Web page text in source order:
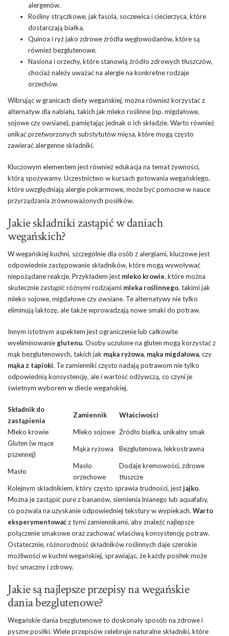
alergenów.
Rośliny strączkowe, jak fasola, soczewica i ciecierzyca, które
dostarczają białka.
Quinoa i ryż jako zdrowe źródła węglowodanów, które są
również bezglutenowe.
Nasiona i orzechy, które stanowią źródło zdrowych tłuszczów,
chociaż należy uważać na alergie na konkretne rodzaje
orzechów.
Wibrując w granicach diety wegańskiej, można również korzystać z
alternatyw dla nabiału, takich jak mleko roślinne (np. migdałowe,
sojowe czy owsiane), pamiętając jednak o ich składzie. Warto również
unikać przetworzonych substytutów mięsa, które mogą często
zawierać alergenne składniki.
Kluczowym elementem jest również edukacja na temat żywności,
którą spożywamy. Uczestnictwo w kursach gotowania wegańskiego,
które uwzględniają alergie pokarmowe, może być pomocne w nauce
przyrządzania zrównoważonych posiłków.
Jakie składniki zastąpić w daniach
wegańskich?
W wegańskiej kuchni, szczególnie dla osób z alergiami, kluczowe jest
odpowiednie zastępowanie składników, które mogą wywoływać
niepożądane reakcje. Przykładem jest mleko krowie, które można
skutecznie zastąpić różnymi rodzajami mleka roślinnego, takimi jak
mleko sojowe, migdałowe czy owsiane. Te alternatywy nie tylko
eliminują laktozę, ale także wprowadzają nowe smaki do potraw.
Innym istotnym aspektem jest ograniczenie lub całkowite
wyeliminowanie glutenu. Osoby uczulone na gluten mogą korzystać z
mąk bezglutenowych, takich jak mąka ryżowa, mąka migdałowa, czy
mąka z tapioki. Te zamienniki często nadają potrawom nie tylko
odpowiednią konsystencję, ale i wartość odżywczą, co czyni je
świetnym wyborem w diecie wegańskiej.
Składnik do
zastąpienia
Zamiennik Właściwości
Mleko krowie Mleko sojowe Źródło białka, unikalny smak
Gluten (w mące
pszennej)
Mąka ryżowa Bezglutenowa, lekkostrawna
Masło
Masło
orzechowe
Dodaje kremowości, zdrowe
tłuszcze
Kolejnym składnikiem, który często sprawia trudności, jestjajko.
Można je zastąpić pure z bananów, siemienia lnianego lub aquafaby,
co pozwala na uzyskanie odpowiedniej tekstury w wypiekach. Warto
eksperymentowaćz tymi zamiennikami, aby znaleźć najlepsze
połączenie smakowe oraz zachować właściwą konsystencję potraw.
Ostatecznie, różnorodność składników roślinnych daje szerokie
możliwości w kuchni wegańskiej, sprawiając, że każdy posiłek może
być smaczny i zdrowy.
Jakie są najlepsze przepisy na wegańskie
dania bezglutenowe?
Wegańskie dania bezglutenowe to doskonały sposób na zdrowe i
pyszne posiłki. Wiele przepisów celebruje naturalne składniki, które